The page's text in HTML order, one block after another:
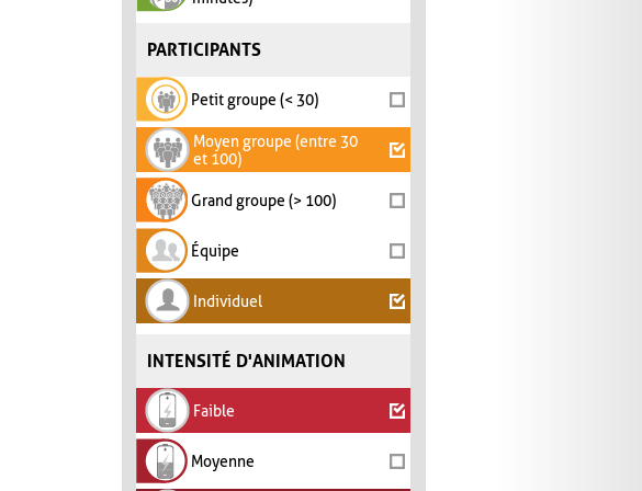
PARTICIPANTS
Petit groupe (< 30)
Moyen groupe (entre 30
et 100)
Grand groupe (> 100)
Équipe
Individuel
INTENSITÉ D'ANIMATION
Faible
Moyenne